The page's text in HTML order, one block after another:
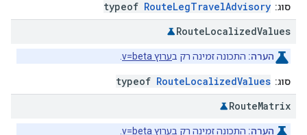
סוג: typeof RouteLegTravelAdvisory
RouteLocalizedValues
הערה: התכונה זמינה רק בערוץ v=beta .
סוג: typeof RouteLocalizedValues
RouteMatrix
הערה: התכונה זמינה רק בערוץ v=beta .